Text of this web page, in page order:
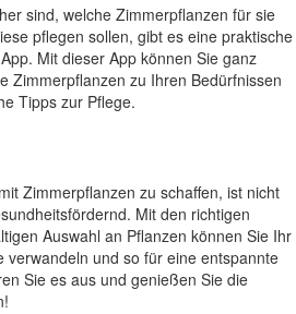
sind, welche Zimmerpflanzen für sie
pflegen sollen, gibt es eine praktische
Mit dieser App können Sie ganz
Zimmerpflanzen zu Ihren Bedürfnissen
Tipps zur Pflege.
Zimmerpflanzen zu schaffen, ist nicht
Mit den richtigen
Auswahl an Pflanzen können Sie Ihr
verwandeln und so für eine entspannte
Sie es aus und genießen Sie die